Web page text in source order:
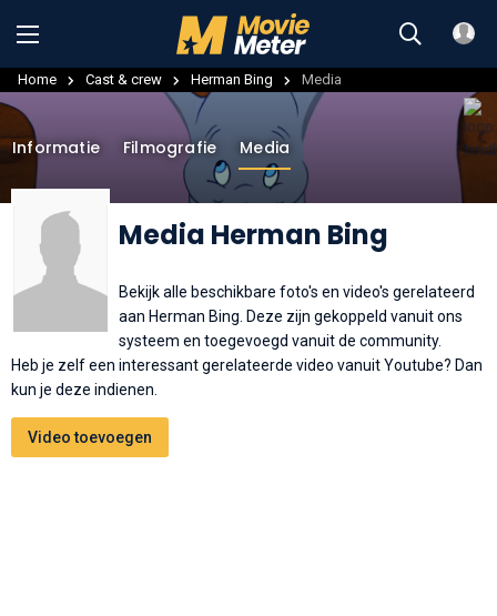
Home Cast & crew Herman Bing Media
Media Herman Bing
Informatie Filmografie Media
Bekijk alle beschikbare foto's en video's gerelateerd
aan Herman Bing. Deze zijn gekoppeld vanuit ons
systeem en toegevoegd vanuit de community.
Heb je zelf een interessant gerelateerde video vanuit Youtube? Dan
kun je deze indienen.
Video toevoegen